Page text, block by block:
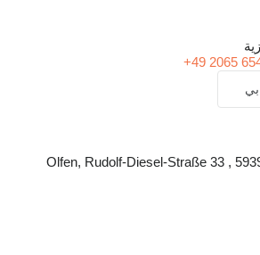
+49 2065
بي